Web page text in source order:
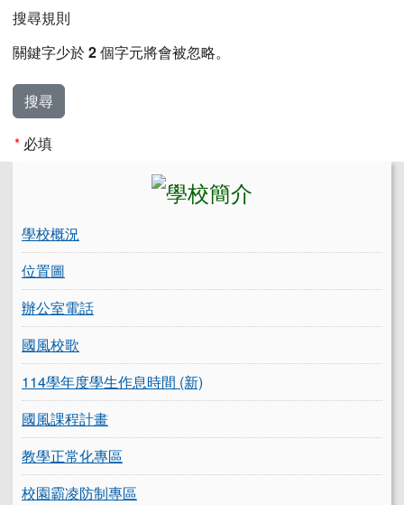
搜尋規則
關鍵字少於2個字元將會被忽略。
搜尋
* 必填
學校概況
位置圖
辦公室電話
國風校歌
114學年度學生作息時間 (新)
國風課程計畫
教學正常化專區
校園霸凌防制專區